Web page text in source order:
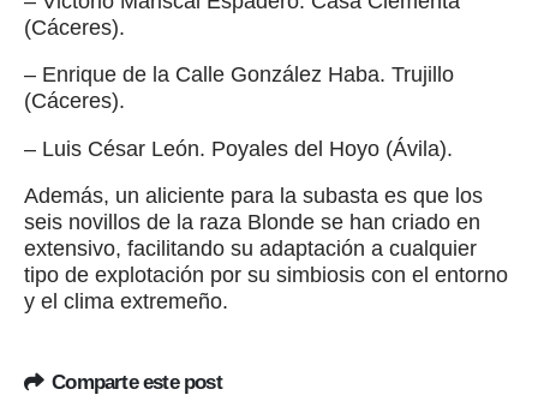
(Cáceres).
– Enrique de la Calle González Haba. Trujillo
(Cáceres).
– Luis César León. Poyales del Hoyo (Ávila).
Además, un aliciente para la subasta es que los
seis novillos de la raza Blonde se han criado en
extensivo, facilitando su adaptación a cualquier
tipo de explotación por su simbiosis con el entorno
y el clima extremeño.
Comparte este post